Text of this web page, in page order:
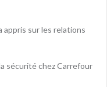
appris sur les relations
sécurité chez Carrefour